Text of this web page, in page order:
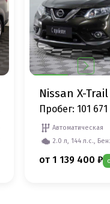
Nissan X-Trail
Пробег: 101
Автоматическая
2.0 л, 144 л.с.,
от 1 139 400 ₽